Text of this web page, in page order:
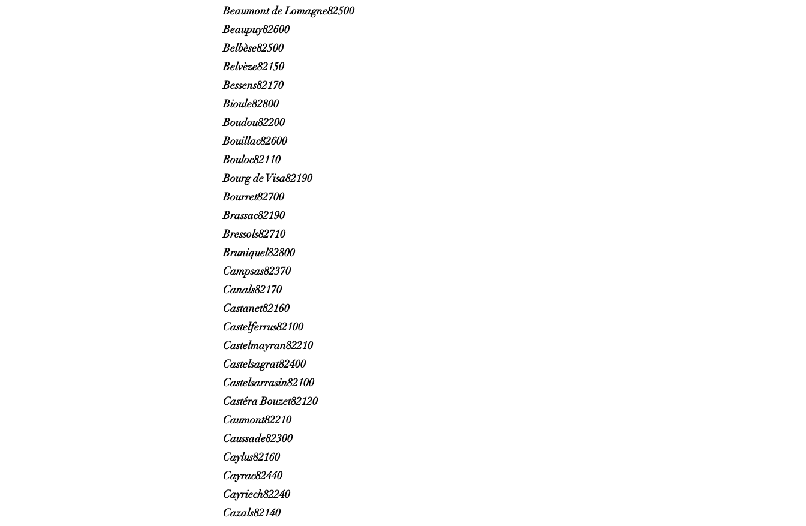
Beaumont de Lomagne82500
Beaupuy82600
Belbèse82500
Belvèze82150
Bessens82170
Bioule82800
Boudou82200
Bouillac82600
Bouloc82110
Bourg de Visa82190
Bourret82700
Brassac82190
Bressols82710
Bruniquel82800
Campsas82370
Canals82170
Castanet82160
Castelferrus82100
Castelmayran82210
Castelsagrat82400
Castelsarrasin82100
Castéra Bouzet82120
Caumont82210
Caussade82300
Caylus82160
Cayrac82440
Cayriech82240
Cazals82140